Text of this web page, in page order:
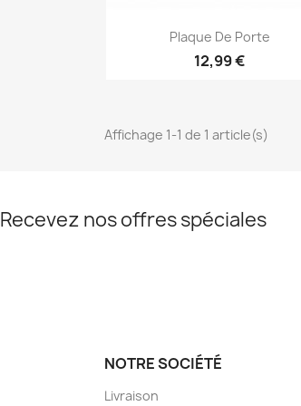
Aperçu rapide
Plaque De Porte
12,99 €
Affichage 1-1 de 1 article(s)
Recevez nos offres spéciales
NOTRE SOCIÉTÉ
Livraison